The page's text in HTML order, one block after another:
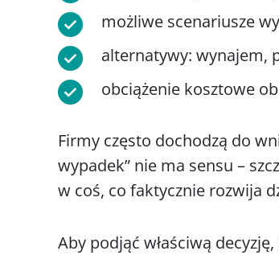
możliwe scenariusze
alternatywy: wynajem,
obciążenie kosztowe
Firmy często dochodzą do
wypadek” nie ma sensu –
w coś, co faktycznie rozwija
Aby podjąć właściwą